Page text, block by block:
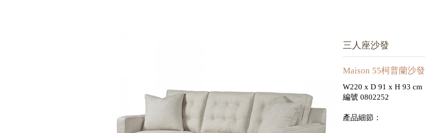
三人座沙發
Maison 55柯普蘭沙發
W220 x D 91 x H 93 cm
編號 0802252
產品細節：